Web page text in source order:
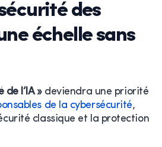
des
échelle sans
de l’IA »deviendra une priorité
de la cybersécurité,
classique et la protection